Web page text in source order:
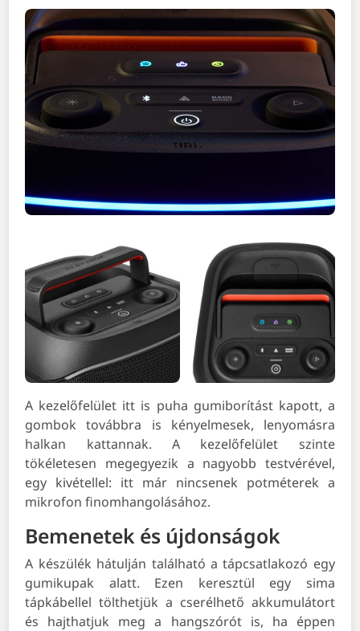
A kezelőfelület itt is puha gumiborítást kapott, a
gombok továbbra is kényelmesek, lenyomásra
halkan kattannak. A kezelőfelület szinte
tökéletesen megegyezik a nagyobb testvérével,
egy kivétellel: itt már nincsenek potméterek a
mikrofon finomhangolásához.
Bemenetek és újdonságok
A készülék hátulján található a tápcsatlakozó egy
gumikupak alatt. Ezen keresztül egy sima
tápkábellel tölthetjük a cserélhető akkumulátort
és hajthatjuk meg a hangszórót is, ha éppen